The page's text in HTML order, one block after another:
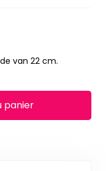
van 22 cm.
panier